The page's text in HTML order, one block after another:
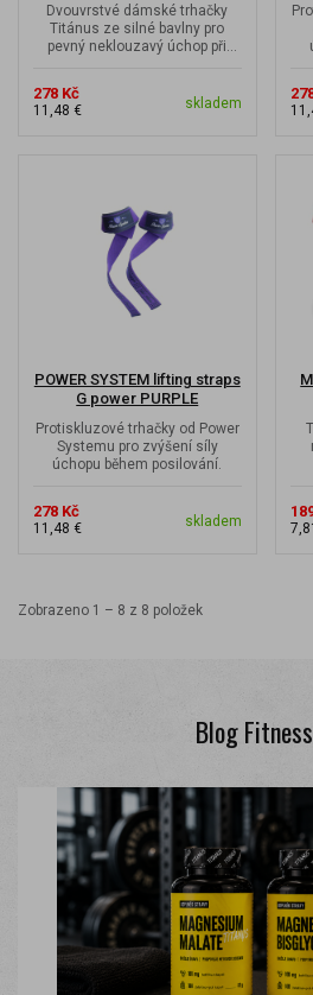
Dvouvrstvé dámské trhačky
Titánus ze silné bavlny pro
pevný neklouzavý úchop při
278 Kč
11,48 € skladem
POWER SYSTEM lifting straps
G power PURPLE
Protiskluzové trhačky od Power
Systemu pro zvýšení síly
úchopu během posilování.
278 Kč
11,48 € skladem
Zobrazeno 1 – 8 z 8 položek
Blog